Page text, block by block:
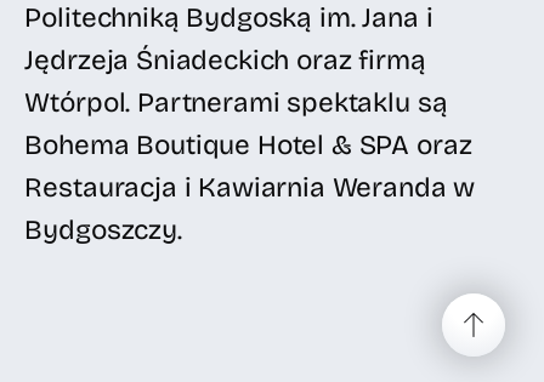
Politechniką Bydgoską im. Jana i
Jędrzeja Śniadeckich oraz firmą
Wtórpol. Partnerami spektaklu są
Bohema Boutique Hotel & SPA oraz
Restauracja i Kawiarnia Weranda w
Bydgoszczy.